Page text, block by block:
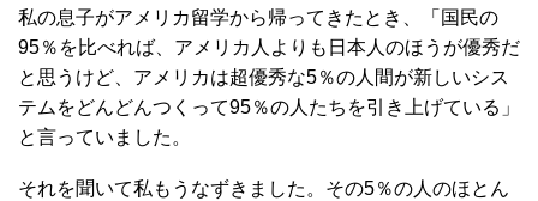
私の息子がアメリカ留学から帰ってきたとき、「国民の
95％を比べれば、アメリカ人よりも日本人のほうが優秀だ
と思うけど、アメリカは超優秀な5％の人間が新しいシス
テムをどんどんつくって95％の人たちを引き上げている」
と言っていました。
それを聞いて私もうなずきました。その5％の人のほとん